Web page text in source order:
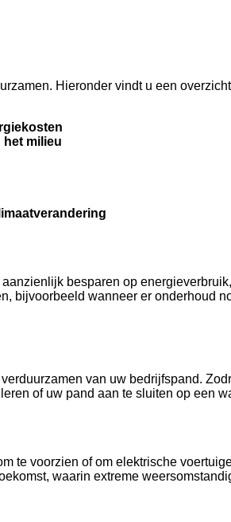
Hieronder vindt u een
het milieu
besparen op
bijvoorbeeld wanneer er onderhoud
van uw bedrijfspand.
of uw pand aan te sluiten op een
te voorzien of om elektrische
waarin extreme